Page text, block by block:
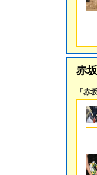
赤
「赤